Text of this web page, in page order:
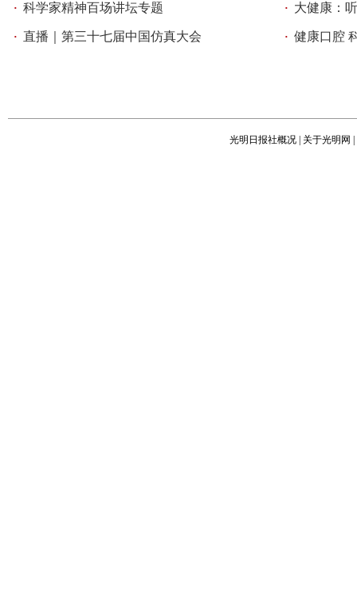
· 科学家精神百场讲坛专题
· 直播｜第三十七届中国仿真大会
· 大健康：
· 健康口腔 科普
光明日报社概况 关于光明网